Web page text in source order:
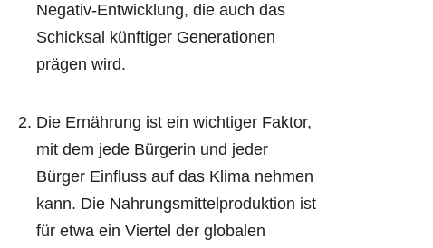
Negativ-Entwicklung, die auch das
Schicksal künftiger Generationen
prägen wird.
Die Ernährung ist ein wichtiger Faktor,
mit dem jede Bürgerin und jeder
Bürger Einfluss auf das Klima nehmen
kann. Die Nahrungsmittelproduktion ist
für etwa ein Viertel der globalen